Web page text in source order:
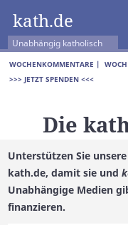
kath.de
Unabhängig katholisch
WOCHENKOMMENTARE |
>>> JETZT SPENDEN <<<
Die
Unterstützen Sie
kath.de, damit sie und
Unabhängige Medien
finanzieren.